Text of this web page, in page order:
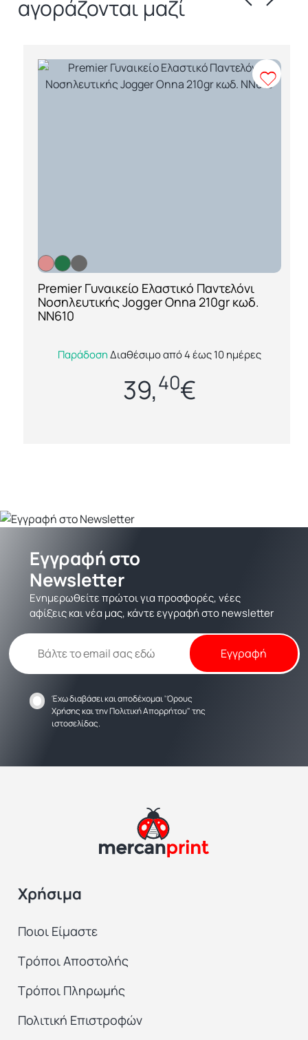
αγοράζονται μαζί
[ti_wishlists_addtowishlist loop=yes]
Premier Γυναικείο Ελαστικό Παντελόνι
Νοσηλευτικής Jogger Onna 210gr κωδ.
NN610
Το Premier Onna NN610 είναι ένα γυναικείο
ελαστικό παντελόνι νοσηλευτικής τύπου jogger,
ιδανικό για επαγγελματίες στον χ...
ΠαράδοσηΔιαθέσιμο από 4 έως 10 ημέρες
39,40€
Εγγραφή στο
Newsletter
Ενημερωθείτε πρώτοι για προσφορές, νέες
αφίξεις και νέα μας, κάντε εγγραφή στο newsletter
Έχω διαβάσει και αποδέχομαι'Όρους
Χρήσηςκαι τηνΠολιτική Απορρήτου" της
ιστοσελίδας.
Χρήσιμα
Ποιοι Είμαστε
Τρόποι Αποστολής
Τρόποι Πληρωμής
Πολιτική Επιστροφών